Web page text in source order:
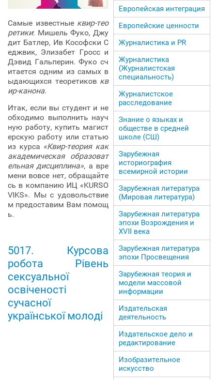
Самые известные квир-тео
ретики: Мишель Фуко, Джу
дит Батлер, Ив Кософски С
еджвик, Элизабет Гросс и
Дэвид Гальперин. Фуко сч
итается одним из самых в
ыдающихся теоретиков кв
ир-канона.
Итак, если вы студент и не
обходимо выполнить науч
ную работу, купить магист
ерскую работу или статью
из курса «Квир-теория как
академическая образоват
ельная дисциплина», а вре
мени вовсе нет, обращайте
сь в компанию ИЦ «KURSO
VIKS». Мы с удовольствие
м предоставим Вам помощ
ь.
5017. Курсова
робота Рівень
сексуальної
освіченості
сучасної
української молоді
Европейская интеграция
Европейские ценности
Журналистика и PR
Журналистика
(Журналистская
специальность)
Журналистское
расследование
Знание о языках и
обществе в средней
школе (СШ)
Зарубежная
историография
всемирной истории
Зарубежная литература
(Мировая литература)
Зарубежная литература
эпохи Возрождения и
ХVII века
Зарубежная литература
эпохи Просвещения
Зарубежная теория и
модели массовой
информации
Издательская
деятельность
Издательское дело и
редактирование
Изобразительное
искусство